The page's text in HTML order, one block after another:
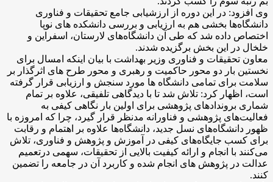
وی افزود: در این دوره از ارزشیابی جامع تحقیقات و فناوری
دانشگاه‌ها بخشی هم به ارزیابی و بررسی دانشکده های نوپا
اختصاص داده شد که طی آن دانشگاه‌های لارستان، اسفراین و
خلخال در این بخش برگزیده شدند.
معاون تحقیقات و فناوری وزیر بهداشت با بیان اینکه امسال برای
نخستین بار دو محور حاکمیت و رهبری و محور طرح های اثرگذار بر
سلامت برای تمامی دانشگاه ها مورد سنجش و ارزیابی قرار گرفته
است، اظهار کرد: تلاش شد تا با دیدگاهی تلفیقی، علاوه بر تمام
شماری بروندادهای پژوهشی برای اولین بار نگاهی کیفی به
فعالیت‌های پژوهشی و فناورانه مد­نظر قرار گیرد، چرا که امروزه با
ظهور دانشگاه‌های نسل جدید، دانشگاه‌ها علاوه بر اهتمام و رقابت
برای کسب جایگاه‌های کیفی در آموزش و پژوهش و فناوری، تلاش
می‌کنند با انجام و ارائه کیفیت بالایی از تحقیقات، سهمی درتعمیم
عدالت در پژوهش های انجام شده و کاربرد آن در جامعه را تضمین
کنند.